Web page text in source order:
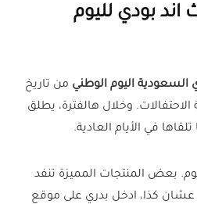
بودي لليوم
اليوم الوطني من تاريخ
وخلال هالفترة، يطلق
في الأيام العادية.
بعض المنتجات المميزة تنفد
عشان كذا، ادخل بدري على موقع